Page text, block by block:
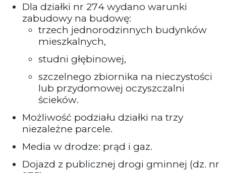
Dla działki nr 274 wydano warunki
zabudowy na budowę:
trzech jednorodzinnych budynków
mieszkalnych,
studni głębinowej,
szczelnego zbiornika na nieczystości
lub przydomowej oczyszczalni
ścieków.
Możliwość podziału działki na trzy
niezależne parcele.
Media w drodze: prąd i gaz.
Dojazd z publicznej drogi gminnej (dz. nr